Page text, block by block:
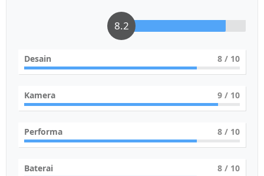
8.2
Desain 8 / 10
Kamera 9 / 10
Performa 8 / 10
Baterai 8 / 10